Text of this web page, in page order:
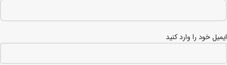
ایمیل خود را وارد کنید